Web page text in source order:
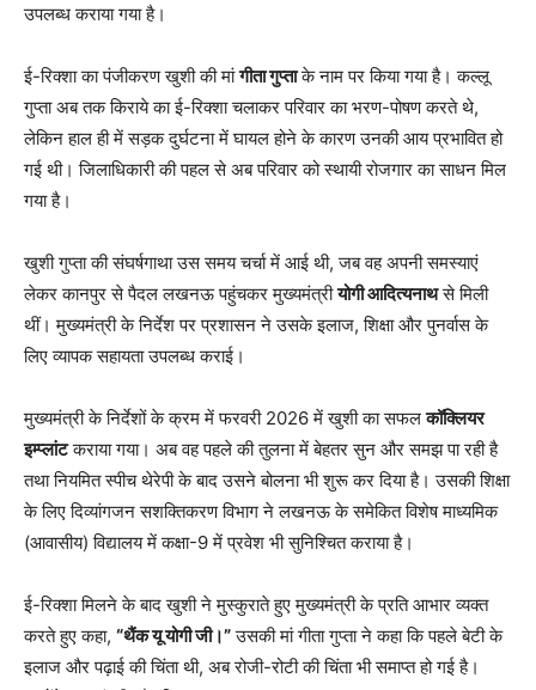
उपलब्ध कराया गया है।
ई-रिक्शा का पंजीकरण खुशी की मांगीता गुप्ताके नाम पर किया गया है। कल्लू
गुप्ता अब तक किराये का ई-रिक्शा चलाकर परिवार का भरण-पोषण करते थे,
लेकिन हाल ही में सड़क दुर्घटना में घायल होने के कारण उनकी आय प्रभावित हो
गई थी। जिलाधिकारी की पहल से अब परिवार को स्थायी रोजगार का साधन मिल
गया है।
खुशी गुप्ता की संघर्षगाथा उस समय चर्चा में आई थी, जब वह अपनी समस्याएं
लेकर कानपुर से पैदल लखनऊ पहुंचकर मुख्यमंत्रीयोगी आदित्यनाथसे मिली
थीं। मुख्यमंत्री के निर्देश पर प्रशासन ने उसके इलाज, शिक्षा और पुनर्वास के
लिए व्यापक सहायता उपलब्ध कराई।
मुख्यमंत्री के निर्देशों के क्रम में फरवरी 2026 में खुशी का सफलकॉक्लियर
इम्प्लांटकराया गया। अब वह पहले की तुलना में बेहतर सुन और समझ पा रही है
तथा नियमित स्पीच थेरेपी के बाद उसने बोलना भी शुरू कर दिया है। उसकी शिक्षा
के लिए दिव्यांगजन सशक्तिकरण विभाग ने लखनऊ के समेकित विशेष माध्यमिक
(आवासीय) विद्यालय में कक्षा-9 में प्रवेश भी सुनिश्चित कराया है।
ई-रिक्शा मिलने के बाद खुशी ने मुस्कुराते हुए मुख्यमंत्री के प्रति आभार व्यक्त
करते हुए कहा, “थैंक यू योगी जी।”उसकी मां गीता गुप्ता ने कहा कि पहले बेटी के
इलाज और पढ़ाई की चिंता थी, अब रोजी-रोटी की चिंता भी समाप्त हो गई है।